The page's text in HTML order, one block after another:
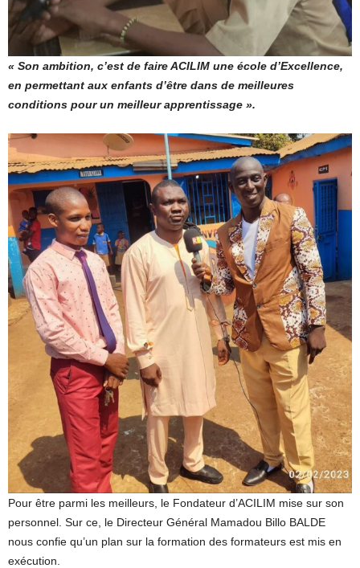
« Son ambition, c’est de faire ACILIM une école d’Excellence,
en permettant aux enfants d’être dans de meilleures
conditions pour un meilleur apprentissage ».
Pour être parmi les meilleurs, le Fondateur d’ACILIM mise sur son
personnel. Sur ce, le Directeur Général Mamadou Billo BALDE
nous confie qu’un plan sur la formation des formateurs est mis en
exécution.